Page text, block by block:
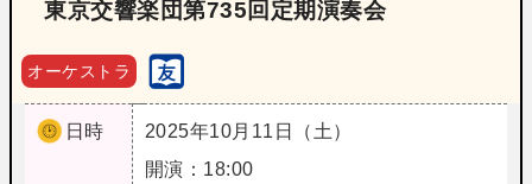
東京交響楽団第735回定期演奏会
オーケストラ
日時
2025年10月11日（土）
開演：18:00